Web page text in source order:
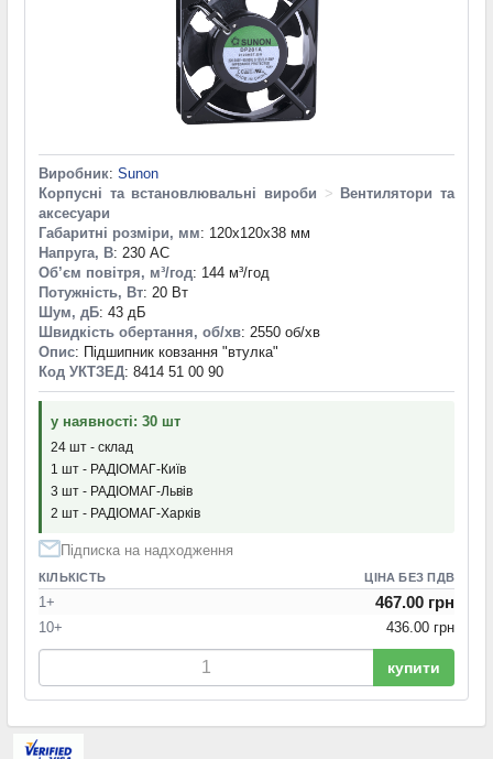
Виробник: Sunon
Корпусні та встановлювальні вироби > Вентилятори та
аксесуари
Габаритні розміри, мм: 120x120x38 мм
Напруга, В: 230 AC
Об’єм повітря, м³/год: 144 м³/год
Потужність, Вт: 20 Вт
Шум, дБ: 43 дБ
Швидкість обертання, об/хв: 2550 об/хв
Опис: Підшипник ковзання "втулка"
Код УКТЗЕД: 8414 51 00 90
у наявності: 30 шт
24 шт - склад
1 шт - РАДІОМАГ-Київ
3 шт - РАДІОМАГ-Львів
2 шт - РАДІОМАГ-Харків
Підписка на надходження
КІЛЬКІСТЬ ЦІНА БЕЗ ПДВ
1+ 467.00 грн
10+ 436.00 грн
купити